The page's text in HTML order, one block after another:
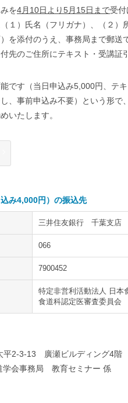
を4月10日より5月15日まで受付
１）氏名（フリガナ）、（２）
を添付のうえ、事務局まで郵送
先のご住所にテキスト・受講証
です（当日申込み5,000円、テ
、事前申込み不要）という形
いたします。
み4,000円）の振込先
三井住友銀行 千葉支店
066
7900452
特定非営利活動法人 日本
食道科認定医審査委員会
2-3-13 廣瀬ビルディング4階
学会事務局 教育セミナー 係